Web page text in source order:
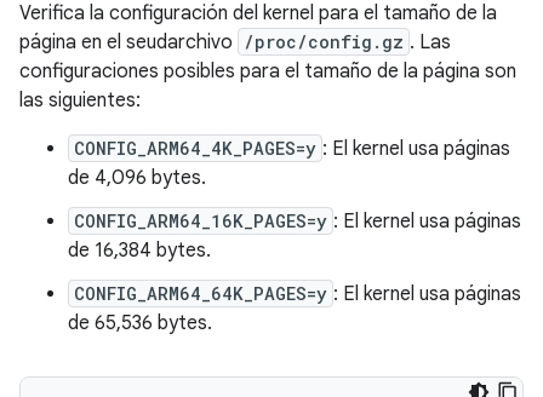
Verifica la configuración del kernel para el tamaño de la
página en el seudarchivo
/proc/config.gz . Las
configuraciones posibles para el tamaño de la página son
las siguientes:
CONFIG_ARM64_4K_PAGES=y : El kernel usa páginas
de 4,096 bytes.
CONFIG_ARM64_16K_PAGES=y : El kernel usa páginas
de 16,384 bytes.
CONFIG_ARM64_64K_PAGES=y : El kernel usa páginas
de 65,536 bytes.